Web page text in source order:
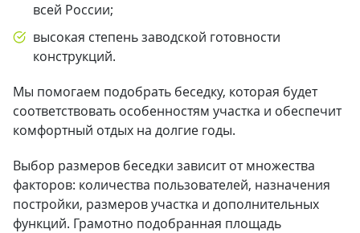
всей России;
высокая степень заводской готовности
конструкций.
Мы помогаем подобрать беседку, которая будет
соответствовать особенностям участка и обеспечит
комфортный отдых на долгие годы.
Выбор размеров беседки зависит от множества
факторов: количества пользователей, назначения
постройки, размеров участка и дополнительных
функций. Грамотно подобранная площадь